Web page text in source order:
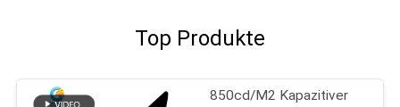
Top Produkte
850cd/M2 Kapazitiver